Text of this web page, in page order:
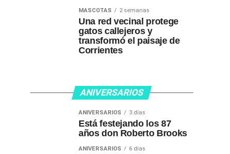
MASCOTAS 2 semanas
Una red vecinal protege
gatos callejeros y
transformó el paisaje de
Corrientes
ANIVERSARIOS
ANIVERSARIOS 3 días
Está festejando los 87
años don Roberto Brooks
ANIVERSARIOS 6 días